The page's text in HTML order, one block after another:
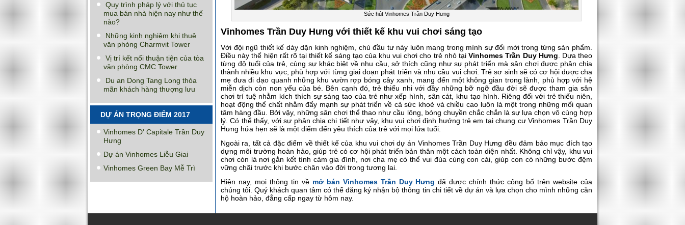
Quy trình pháp lý với thủ tục
mua bán nhà hiện nay như thế
nào?
Những kinh nghiệm khi thuê
văn phòng Charmvit Tower
Vị trí kết nối thuận tiện của tòa
văn phòng CMC Tower
Du an Dong Tang Long thỏa
mãn khách hàng thượng lưu
DỰ ÁN TRỌNG ĐIỂM 2017
Vinhomes D' Capitale Trần Duy
Hưng
Dự án Vinhomes Liễu Giai
Vinhomes Green Bay Mễ Trì
Sức hút Vinhomes Trần Duy Hưng
Vinhomes Trần Duy Hưng với thiết kế khu vui chơi sáng tạo
Với đội ngũ thiết kế dày dặn kinh nghiệm, chủ đầu tư này luôn mang trong mình sự đổi mới trong từng sản phẩm.
Điều này thể hiện rất rõ tại thiết kế sáng tạo của khu vui chơi cho trẻ nhỏ tạiVinhomes Trần Duy Hưng . Dựa theo
từng độ tuổi của trẻ, cùng sự khác biệt về nhu cầu, sở thích cũng như sự phát triển mà sân chơi được phân chia
thành nhiều khu vực, phù hợp với từng giai đoạn phát triển và nhu cầu vui chơi. Trẻ sơ sinh sẽ có cơ hội được cha
mẹ đưa đi dạo quanh những khu vườn rợp bóng cây xanh, mang đến một không gian trong lành, phù hợp với hệ
miễn dịch còn non yếu của bé. Bên cạnh đó, trẻ thiếu nhi với đầy những bỡ ngỡ đầu đời sẽ được tham gia sân
chơi trí tuệ nhằm kích thích sự sáng tao của trẻ như xếp hình, sân cát, khu tạo hình. Riêng đối với trẻ thiếu niên,
hoạt động thể chất nhằm đẩy mạnh sự phát triển về cả sức khoẻ và chiều cao luôn là một trong những mối quan
tâm hàng đầu. Bởi vậy, những sân chơi thể thao như cầu lông, bóng chuyền chắc chắn là sự lựa chọn vô cùng hợp
lý. Có thể thấy, với sự phân chia chi tiết như vậy, khu vui chơi định hướng trẻ em tại chung cư Vinhomes Trần Duy
Hưng hứa hẹn sẽ là một điểm đến yêu thích của trẻ với mọi lứa tuổi.
Ngoài ra, tất cả đặc điểm về thiết kế của khu vui chơi dự án Vinhomes Trần Duy Hưng đều đảm bảo mục đích tạo
dựng môi trường hoàn hảo, giúp trẻ có cơ hội phát triển bản thân một cách toàn diện nhất. Không chỉ vậy, khu vui
chơi còn là nơi gắn kết tình cảm gia đình, nơi cha mẹ có thể vui đùa cùng con cái, giúp con có những bước đệm
vững chãi trước khi bước chân vào đời trong tương lai.
Hiện nay, mọi thông tin về mở bán Vinhomes Trần Duy Hưng đã được chính thức công bố trên website của
chúng tôi. Quý khách quan tâm có thể đăng ký nhận bộ thông tin chi tiết về dự án và lựa chọn cho mình những căn
hộ hoàn hảo, đẳng cấp ngay từ hôm nay.